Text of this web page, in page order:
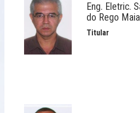
Eng. Eletric.
do Rego
Titular